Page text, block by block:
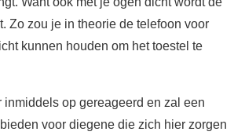
Zo zou je in theorie de telefoon voor
kunnen houden om het toestel te
inmiddels op gereageerd en zal een
voor diegene die zich hier zorgen